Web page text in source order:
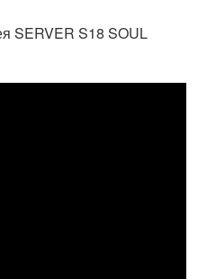
SERVER S18 SOUL